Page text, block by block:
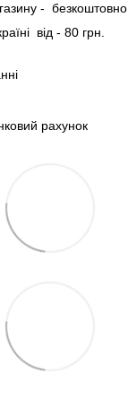
- безкоштовно.
від - 80 грн.
рахунок